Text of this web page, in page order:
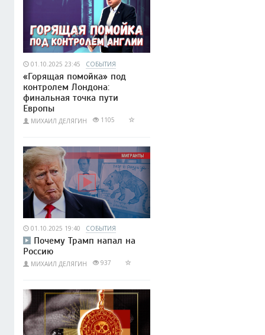
01.10.2025 23:45 СОБЫТИЯ
«Горящая помойка» под
контролем Лондона:
финальная точка пути
Европы
МИХАИЛ ДЕЛЯГИН 1105
01.10.2025 19:40 СОБЫТИЯ
Почему Трамп напал на
Россию
МИХАИЛ ДЕЛЯГИН 937